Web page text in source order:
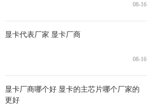
08-16
显卡代表厂家 显卡厂商
08-16
显卡厂商哪个好 显卡的主芯片哪个厂家的
更好